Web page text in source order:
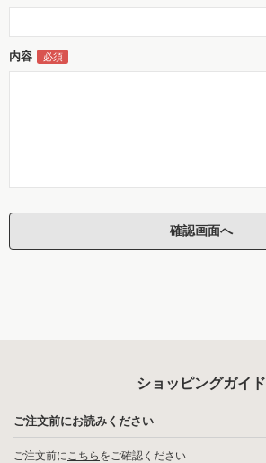
内容
ショッピングガイド
ご注文前にお読みください
ご注文前にこちら をご確認ください